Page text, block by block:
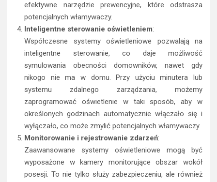
efektywne narzędzie prewencyjne, które odstrasza
potencjalnych włamywaczy.
Inteligentne sterowanie oświetleniem:
Współczesne systemy oświetleniowe pozwalają na
inteligentne sterowanie, co daje możliwość
symulowania obecności domowników, nawet gdy
nikogo nie ma w domu. Przy użyciu minutera lub
systemu zdalnego zarządzania, możemy
zaprogramować oświetlenie w taki sposób, aby w
określonych godzinach automatycznie włączało się i
wyłączało, co może zmylić potencjalnych włamywaczy.
Monitorowanie i rejestrowanie zdarzeń:
Zaawansowane systemy oświetleniowe mogą być
wyposażone w kamery monitorujące obszar wokół
posesji. To nie tylko służy zabezpieczeniu, ale również